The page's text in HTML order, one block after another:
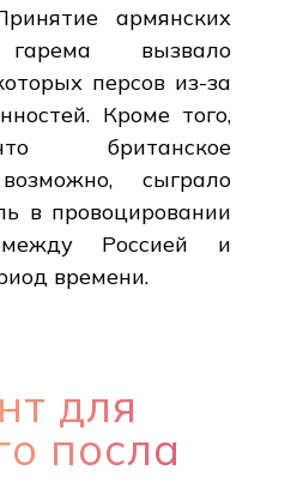
армянских
вызвало
персов из-за
Кроме того,
британское
сыграло
в провоцировании
между Россией и
времени.
для
посла